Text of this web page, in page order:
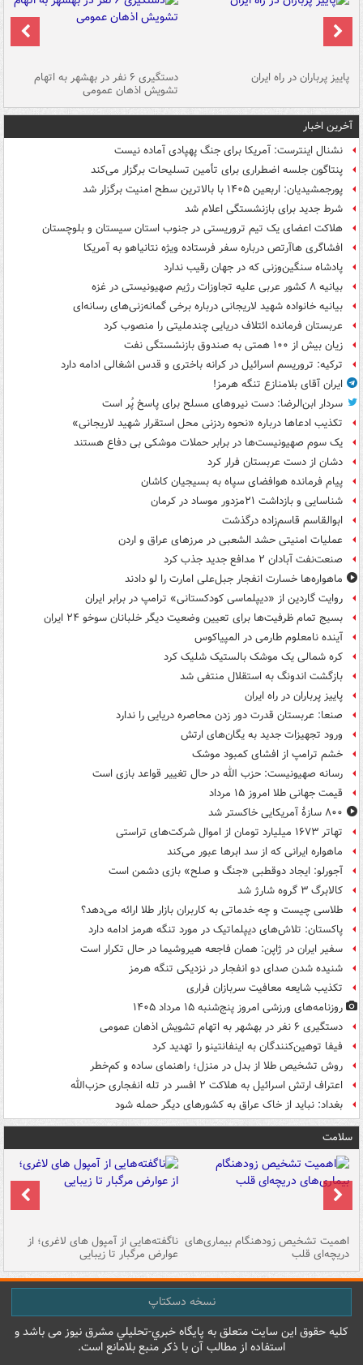
پاییز پرباران در راه ایران دستگیری ۶ نفر در بهشهر به اتهام
تشویش اذهان عمومی
آخرین اخبار
نشنال اینترست: آمریکا برای جنگ پهپادی آماده نیست
پنتاگون جلسه اضطراری برای تأمین تسلیحات برگزار می‌کند
پورجمشیدیان: اربعین ۱۴۰۵ با بالاترین سطح امنیت برگزار شد
شرط جدید برای بازنشستگی اعلام شد
هلاکت اعضای یک تیم تروریستی در جنوب استان سیستان و بلوچستان
افشاگری هاآرتص درباره سفر فرستاده ویژه نتانیاهو به آمریکا
پادشاه سنگین‌وزنی که در جهان رقیب ندارد
بیانیه ۸ کشور عربی علیه تجاوزات رژیم صهیونیستی در غزه
بیانیه خانواده شهید لاریجانی درباره برخی گمانه‌زنی‌های رسانه‌ای
عربستان فرمانده ائتلاف دریایی چندملیتی را منصوب کرد
زیان بیش از ۱۰۰ همتی به صندوق‌ بازنشستگی نفت
ترکیه: تروریسم اسرائیل در کرانه باختری و قدس اشغالی ادامه دارد
ایران آقای بلامنازع تنگه هرمز!
سردار ابن‌الرضا: دست نیروهای مسلح برای پاسخ پُر است
تکذیب ادعاها درباره «نحوه ردزنی محل استقرار شهید لاریجانی»
یک‌ سوم صهیونیست‌ها در برابر حملات موشکی بی دفاع هستند
دشان از دست عربستان فرار کرد
پیام فرمانده هوافضای سپاه به بسیجیان کاشان
شناسایی و بازداشت ۲۱مزدور موساد در کرمان
ابوالقاسم قاسم‌زاده درگذشت
عملیات امنیتی حشد الشعبی در مرزهای عراق و اردن
صنعت‌نفت آبادان ۲ مدافع جدید جذب کرد
ماهواره‌ها خسارت انفجار جبل‌علی امارت را لو دادند
روایت گاردین از «دیپلماسی کودکستانی» ترامپ در برابر ایران
بسیج تمام ظرفیت‌ها برای تعیین وضعیت دیگر خلبانان سوخو ۲۴ ایران
آینده نامعلوم طارمی در المپیاکوس
کره شمالی یک موشک بالستیک شلیک کرد
بازگشت اندونگ به استقلال منتفی شد
پاییز پرباران در راه ایران
صنعا: عربستان قدرت دور زدن محاصره دریایی را ندارد
ورود تجهیزات جدید به یگان‌های ارتش
خشم ترامپ از افشای کمبود موشک
رسانه صهیونیست: حزب الله در حال تغییر قواعد بازی است
قیمت جهانی طلا امروز ۱۵ مرداد
۸۰۰ سازۀ آمریکایی خاکستر شد
تهاتر ۱۶۷۳ میلیارد تومان از اموال شرکت‌های تراستی
ماهواره ایرانی که از سد ابرها عبور می‌کند
آجورلو: ایجاد دوقطبی «جنگ و صلح‌» بازی دشمن است
کالابرگ ۳ گروه شارژ شد
طلاسی چیست و چه خدماتی به کاربران بازار طلا ارائه می‌دهد؟
پاکستان: تلاش‌های دیپلماتیک در مورد تنگه هرمز ادامه دارد
سفیر ایران در ژاپن: همان فاجعه هیروشیما در حال تکرار است
شنیده شدن صدای دو انفجار در نزدیکی تنگه هرمز
تکذیب شایعه معافیت سربازان فراری
روزنامه‌های ورزشی امروز پنج‌شنبه ۱۵ مرداد ۱۴۰۵
دستگیری ۶ نفر در بهشهر به اتهام تشویش اذهان عمومی
فیفا توهین‌کنندگان به اینفانتینو را تهدید کرد
روش تشخیص طلا از بدل در منزل؛ راهنمای ساده و کم‌خطر
اعتراف ارتش اسرائیل به هلاکت ۲ افسر در تله انفجاری حزب‌الله
بغداد: نباید از خاک عراق به کشورهای دیگر حمله شود
سلامت
اهمیت تشخیص زودهنگام بیماری‌های
دریچه‌ای قلب
ناگفته‌هایی از آمپول های لاغری؛ از
عوارض مرگبار تا زیبایی
نسخه دسکتاپ
کليه حقوق اين سايت متعلق به پایگاه خبري-تحليلي مشرق نيوز می باشد و
استفاده از مطالب آن با ذکر منبع بلامانع است.